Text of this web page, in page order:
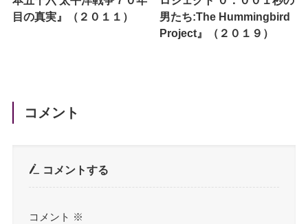
目の真実』（２０１１）
男たち:The Hummingbird
Project』（２０１９）
コメント
コメントする
コメント ※